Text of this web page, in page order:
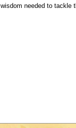
needed to tackle